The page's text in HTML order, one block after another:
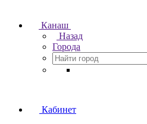
Канаш
Назад
Города
Кабинет